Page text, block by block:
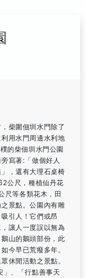
柴圍佃圳水門除了
用水門周邊水利地
的柴佃圳水門公園
寫著:「做個好人
，還有大理石桌椅
公尺，種植仙丹花
尺等各類花木，田
景點。公園內有雕
引人！它們或昂
讓人一度誤以無為
山的鵝頭部份，此
今早已荒癈多年。
休閒活動之景點。
」、「行點善事天